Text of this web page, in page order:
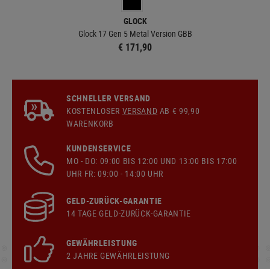
GLOCK
Glock 17 Gen 5 Metal Version GBB
€ 171,90
SCHNELLER VERSAND
KOSTENLOSER VERSAND AB € 99,90
WARENKORB
KUNDENSERVICE
MO - DO: 09:00 BIS 12:00 UND 13:00 BIS 17:00
UHR FR: 09:00 - 14:00 UHR
GELD-ZURÜCK-GARANTIE
14 TAGE GELD-ZURÜCK-GARANTIE
GEWÄHRLEISTUNG
2 JAHRE GEWÄHRLEISTUNG